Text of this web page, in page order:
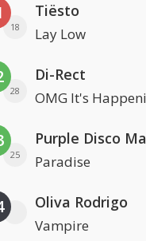
18
Tiësto
Lay Low
28
Di-Rect
OMG It's
25 Paradise
Oliva Rodrigo
Vampire